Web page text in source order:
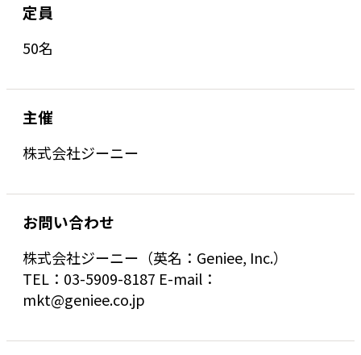
定員
50名
主催
株式会社ジーニー
お問い合わせ
株式会社ジーニー（英名：Geniee, Inc.）
TEL：03-5909-8187 E-mail：
mkt@geniee.co.jp